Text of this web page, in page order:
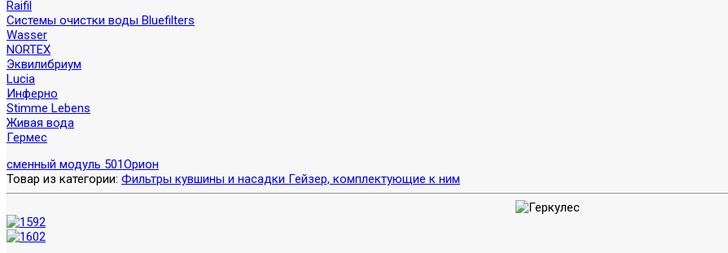
Raifil
Системы очистки воды Bluefilters
Wasser
NORTEX
Эквилибриум
Lucia
Инферно
Stimme Lebens
Живая вода
Гермес
сменный модуль 501Орион
Товар из категории: Фильтры кувшины и насадки Гейзер, комплектующие к ним